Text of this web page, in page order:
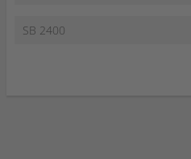
SB 2400